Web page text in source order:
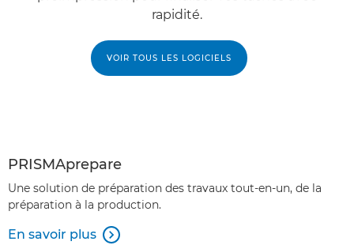
rapidité.
VOIR TOUS LES LOGICIELS
PRISMAprepare
Une solution de préparation des travaux tout-en-un, de la
préparation à la production.
En savoir plus 